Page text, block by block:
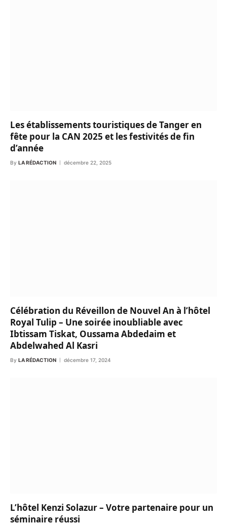
Les établissements touristiques de Tanger en
fête pour la CAN 2025 et les festivités de fin
d’année
By LA RÉDACTION décembre 22, 2025
Célébration du Réveillon de Nouvel An à l’hôtel
Royal Tulip – Une soirée inoubliable avec
Ibtissam Tiskat, Oussama Abdedaim et
Abdelwahed Al Kasri
By LA RÉDACTION décembre 17, 2024
L’hôtel Kenzi Solazur – Votre partenaire pour un
séminaire réussi